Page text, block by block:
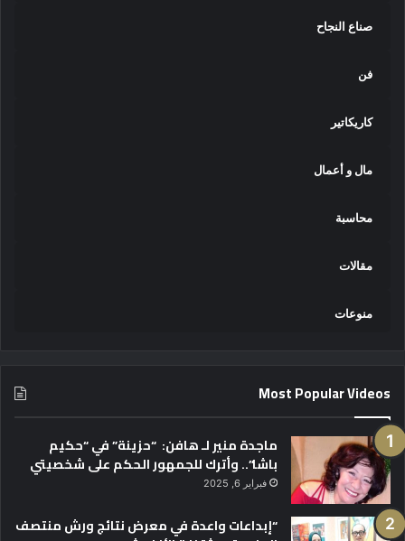
صناع النجاح
فن
كاريكاتير
مال و أعمال
محاسبة
مقالات
منوعات
Most Popular Videos
ماجدة منير لـ هافن: “حزينة” في “حكيم
باشا”.. وأترك للجمهور الحكم على شخصيتي
فبراير 6, 2025
“إبداعات واعدة في معرض نتائج ورش منتصف